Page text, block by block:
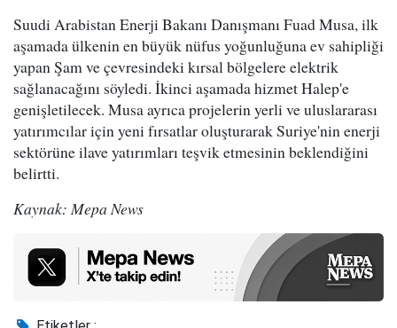
Suudi Arabistan Enerji Bakanı Danışmanı Fuad Musa, ilk
aşamada ülkenin en büyük nüfus yoğunluğuna ev sahipliği
yapan Şam ve çevresindeki kırsal bölgelere elektrik
sağlanacağını söyledi. İkinci aşamada hizmet Halep'e
genişletilecek. Musa ayrıca projelerin yerli ve uluslararası
yatırımcılar için yeni fırsatlar oluşturarak Suriye'nin enerji
sektörüne ilave yatırımları teşvik etmesinin beklendiğini
belirtti.
Kaynak: Mepa News